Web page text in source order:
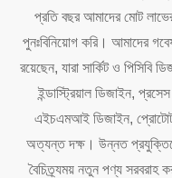
প্রতি বছর আমাদের মোট
পুনঃবিনিয়োগ করি। আমাদের
রয়েছেন, যারা সার্কিট ও পিসিবি
ইন্ডাস্ট্রিয়াল ডিজাইন,
এইচএমআই ডিজাইন,
অত্যন্ত দক্ষ। উন্নত
বৈচিত্র্যময় নতুন পণ্য সরবরাহ